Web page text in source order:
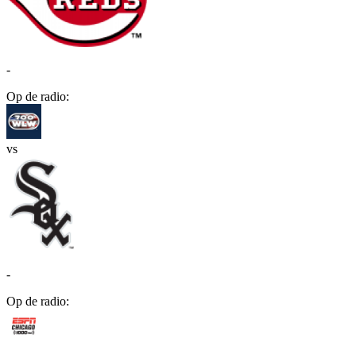
-
Op de radio:
vs
-
Op de radio: